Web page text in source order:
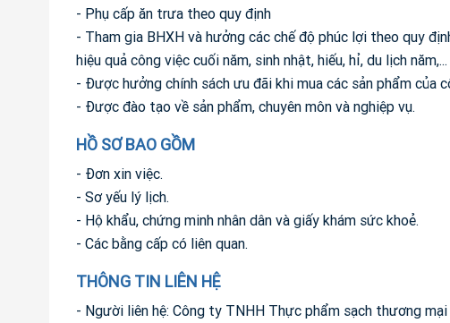
- Phụ cấp ăn trưa theo quy định
- Tham gia BHXH và hưởng các chế độ phúc lợi theo quy
hiệu quả công việc cuối năm, sinh nhật, hiếu, hỉ, du lịch năm,...
- Được hưởng chính sách ưu đãi khi mua các sản phẩm của
- Được đào tạo về sản phẩm, chuyên môn và nghiệp vụ.
HỒ SƠ BAO GỒM
- Đơn xin việc.
- Sơ yếu lý lịch.
- Hộ khẩu, chứng minh nhân dân và giấy khám sức khoẻ.
- Các bằng cấp có liên quan.
THÔNG TIN LIÊN HỆ
- Người liên hệ: Công ty TNHH Thực phẩm sạch thương